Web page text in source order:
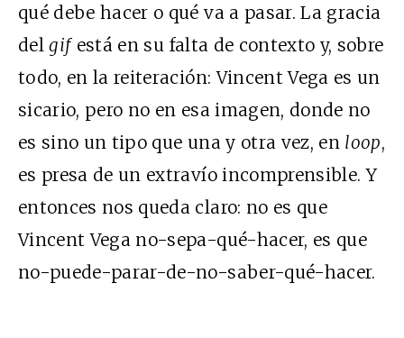
qué debe hacer o qué va a pasar. La gracia
delgifestá en su falta de contexto y, sobre
todo, en la reiteración: Vincent Vega es un
sicario, pero no en esa imagen, donde no
es sino un tipo que una y otra vez, en loop,
es presa de un extravío incomprensible. Y
entonces nos queda claro: no es que
Vincent Vega no-sepa-qué-hacer, es que
no-puede-parar-de-no-saber-qué-hacer.